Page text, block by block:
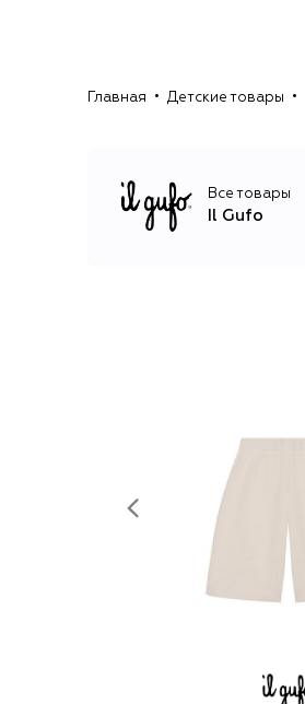
Главная Детские товары
Все товары
Il Gufo